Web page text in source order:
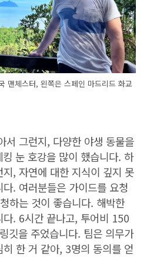
맨체스터, 왼쪽은 스페인 마드리드 화교
서 그런지, 다양한 야생 동물을
눈 호강을 많이 했습니다. 하
, 자연에 대한 지식이 깊지 못
. 여러분들은 가이드를 요청
하는 것이 좋습니다. 해박한
. 6시간 끝나고, 투어비 150
깃을 주었습니다. 팀은 의무가
한 거 같아, 3명의 동의를 얻